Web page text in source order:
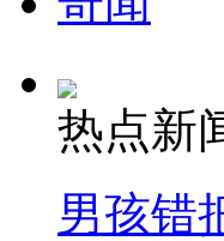
热点新
男孩错